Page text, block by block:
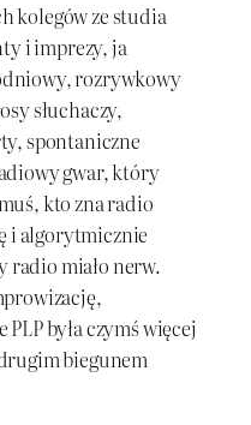
kolegów ze studia
i imprezy, ja
rozrywkowy
słuchaczy,
spontaniczne
gwar, który
kto zna radio
i algorytmicznie
radio miało nerw.
była czymś więcej
biegunem